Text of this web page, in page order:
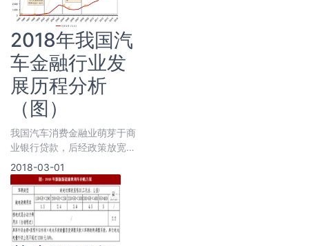
2018年我国汽
车金融行业发
展历程分析
（图）
我国汽车消费金融业萌芽于商
业银行贷款，后经政策放宽，
形成汽车金融公司、汽车融资
租赁公司、互联网汽车金融公
司等多元
2018-03-01